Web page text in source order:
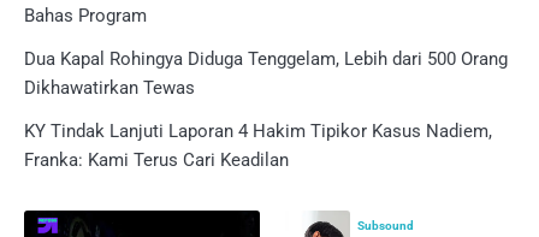
Bahas Program
Dua Kapal Rohingya Diduga Tenggelam, Lebih dari 500 Orang
Dikhawatirkan Tewas
KY Tindak Lanjuti Laporan 4 Hakim Tipikor Kasus Nadiem,
Franka: Kami Terus Cari Keadilan
Subsound